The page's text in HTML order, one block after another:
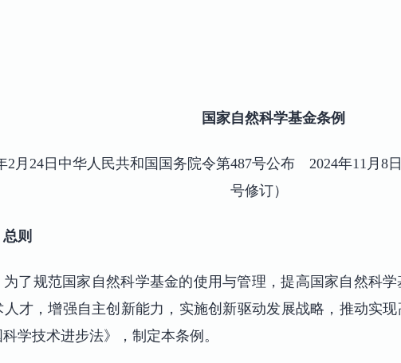
国家自然科学基金条例
年2月24日中华人民共和国国务院令第487号公布 2024年11月8
号修订）
则
了规范国家自然科学基金的使用与管理，提高国家自然科学
才，增强自主创新能力，实施创新驱动发展战略，推动实
学技术进步法》，制定本条例。